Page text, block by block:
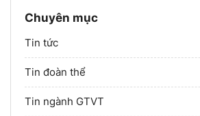
Chuyên mục
Tin tức
Tin đoàn thể
Tin ngành GTVT